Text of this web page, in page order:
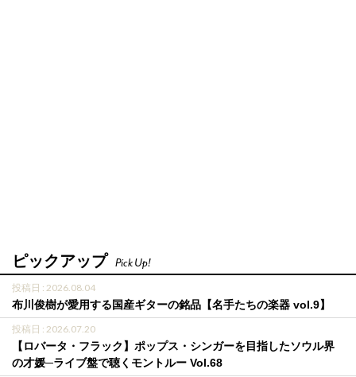
ピックアップ Pick Up!
投稿日 : 2026.08.04
布川俊樹が愛用する国産ギターの銘品【名手たちの楽器 vol.9】
投稿日 : 2026.07.20
【ロバータ・フラック】ポップス・シンガーを目指したソウル界
の才媛─ライブ盤で聴くモントルー Vol.68